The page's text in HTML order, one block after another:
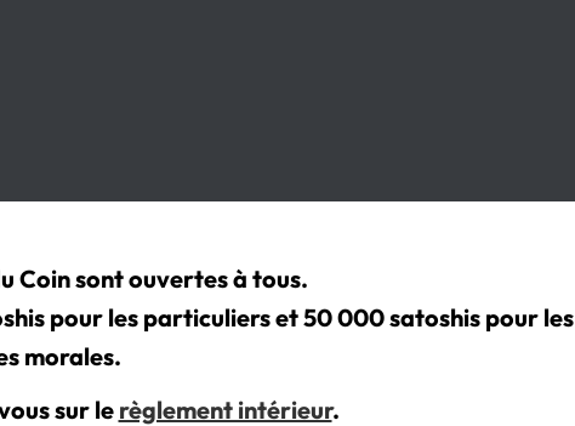
Coin sont ouvertes à tous.
pour les particuliers et 50 000 satoshis pour les
morales.
sur lerèglement intérieur.